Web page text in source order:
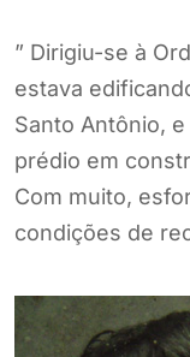
” Dirigiu-se à
estava
Santo Antônio,
prédio em
Com muito,
condições de